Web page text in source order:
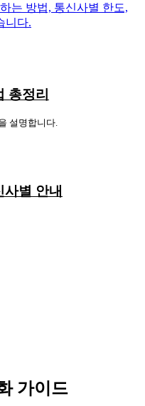
는 방법, 통신사별 한도,
니다.
총정리
설명합니다.
별 안내
가이드